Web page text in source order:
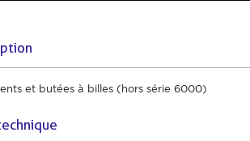
et butées à billes (hors série 6000)